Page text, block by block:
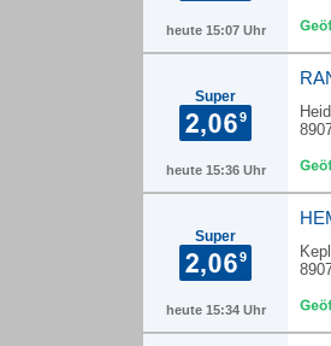
heute 15:07 Uhr
Super
heute 15:36 Uhr
Super
heute 15:34 Uhr